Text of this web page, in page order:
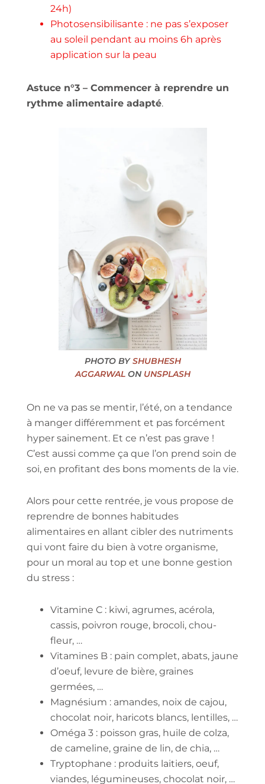
24h)
Photosensibilisante : ne pas s’exposer
au soleil pendant au moins 6h après
application sur la peau
Astuce n°3 – Commencer à reprendre un
rythme alimentaire adapté.
PHOTO BYSHUBHESH
AGGARWALON UNSPLASH
On ne va pas se mentir, l’été, on a tendance
à manger différemment et pas forcément
hyper sainement. Et ce n’est pas grave !
C’est aussi comme ça que l’on prend soin de
soi, en profitant des bons moments de la vie.
Alors pour cette rentrée, je vous propose de
reprendre de bonnes habitudes
alimentaires en allant cibler des nutriments
qui vont faire du bien à votre organisme,
pour un moral au top et une bonne gestion
du stress :
Vitamine C : kiwi, agrumes, acérola,
cassis, poivron rouge, brocoli, chou-
fleur, …
Vitamines B : pain complet, abats, jaune
d’oeuf, levure de bière, graines
germées, …
Magnésium : amandes, noix de cajou,
chocolat noir, haricots blancs, lentilles, …
Oméga 3 : poisson gras, huile de colza,
de cameline, graine de lin, de chia, …
Tryptophane : produits laitiers, oeuf,
viandes, légumineuses, chocolat noir, …